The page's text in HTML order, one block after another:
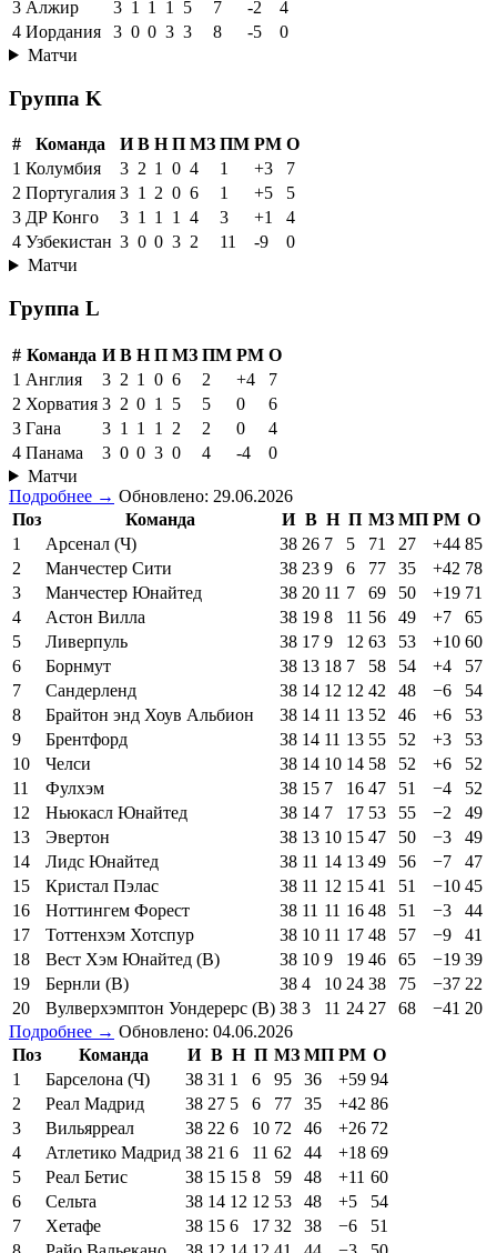
3 Алжир 3 1 1 1 5 7 -2
4
4 Иордания 3 0 0 3 3 8 -5
0
Матчи
Группа K
# Команда И В Н П МЗ ПМ РМ О
1 Колумбия 3 2 1 0 4 1 +3
7
2 Португалия 3 1 2 0 6 1 +5
5
3 ДР Конго 3 1 1 1 4 3 +1
4
4 Узбекистан 3 0 0 3 2 11 -9
0
Матчи
Группа L
# Команда И В Н П МЗ ПМ РМ О
1 Англия 3 2 1 0 6 2 +4
7
2 Хорватия 3 2 0 1 5 5 0
6
3 Гана 3 1 1 1 2 2 0
4
4 Панама 3 0 0 3 0 4 -4
0
Матчи
Подробнее → Обновлено: 29.06.2026
Поз
Команда И В Н П МЗ МП РМ О
1
Арсенал (Ч) 38 26 7 5 71 27 +44 85
2
Манчестер Сити 38 23 9 6 77 35 +42 78
3
Манчестер Юнайтед 38 20 11 7 69 50 +19 71
4
Астон Вилла 38 19 8 11 56 49 +7
65
5
Ливерпуль 38 17 9 12 63 53 +10 60
6
Борнмут 38 13 18 7 58 54 +4
57
7
Сандерленд 38 14 12 12 42 48 −6
54
8
Брайтон энд Хоув Альбион 38 14 11 13 52 46 +6
53
9
Брентфорд 38 14 11 13 55 52 +3
53
10
Челси 38 14 10 14 58 52 +6
52
11
Фулхэм 38 15 7 16 47 51 −4
52
12
Ньюкасл Юнайтед 38 14 7 17 53 55 −2
49
13
Эвертон 38 13 10 15 47 50 −3
49
14
Лидс Юнайтед 38 11 14 13 49 56 −7
47
15
Кристал Пэлас 38 11 12 15 41 51 −10 45
16
Ноттингем Форест 38 11 11 16 48 51 −3
44
17
Тоттенхэм Хотспур 38 10 11 17 48 57 −9
41
18
Вест Хэм Юнайтед (В) 38 10 9 19 46 65 −19 39
19
Бернли (В) 38 4 10 24 38 75 −37 22
20
Вулверхэмптон Уондерерс (В) 38 3 11 24 27 68 −41 20
Подробнее → Обновлено: 04.06.2026
Поз
Команда И В Н П МЗ МП РМ О
1
Барселона (Ч) 38 31 1 6 95 36 +59 94
2
Реал Мадрид 38 27 5 6 77 35 +42 86
3
Вильярреал 38 22 6 10 72 46 +26 72
4
Атлетико Мадрид 38 21 6 11 62 44 +18 69
5
Реал Бетис 38 15 15 8 59 48 +11 60
6
Сельта 38 14 12 12 53 48 +5
54
7
Хетафе 38 15 6 17 32 38 −6
51